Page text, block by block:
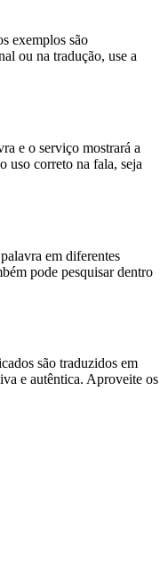
exemplos são
ou na tradução, use a
e o serviço mostrará a
uso correto na fala, seja
em diferentes
pode pesquisar dentro
são traduzidos em
e autêntica. Aproveite os